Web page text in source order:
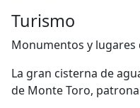
Turismo
Monumentos y lugares
La gran cisterna de
de Monte Toro,